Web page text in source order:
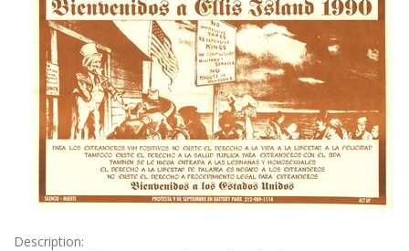
Description: